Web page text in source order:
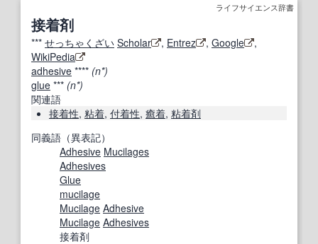
ライフサイエンス辞書
接着剤
*** せっちゃくざい Scholar , Entrez , Google
,
WikiPedia
adhesive **** (n*)
glue *** (n*)
関連語
接着性, 粘着, 付着性, 癒着, 粘着剤
同義語（異表記）
Adhesive Mucilages
Adhesives
Glue
mucilage
Mucilage Adhesive
Mucilage Adhesives
接着剤